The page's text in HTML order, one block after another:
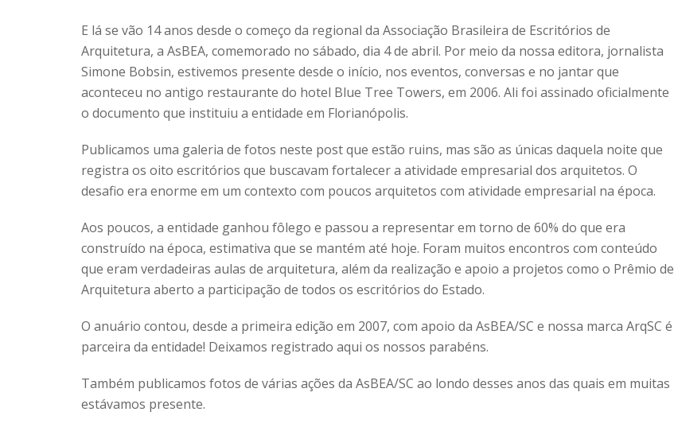
E lá se vão 14 anos desde o começo da regional da Associação Brasileira de Escritórios de
Arquitetura, a AsBEA, comemorado no sábado, dia 4 de abril. Por meio da nossa editora, jornalista
Simone Bobsin, estivemos presente desde o início, nos eventos, conversas e no jantar que
aconteceu no antigo restaurante do hotel Blue Tree Towers, em 2006. Ali foi assinado oficialmente
o documento que instituiu a entidade em Florianópolis.
Publicamos uma galeria de fotos neste post que estão ruins, mas são as únicas daquela noite que
registra os oito escritórios que buscavam fortalecer a atividade empresarial dos arquitetos. O
desafio era enorme em um contexto com poucos arquitetos com atividade empresarial na época.
Aos poucos, a entidade ganhou fôlego e passou a representar em torno de 60% do que era
construído na época, estimativa que se mantém até hoje. Foram muitos encontros com conteúdo
que eram verdadeiras aulas de arquitetura, além da realização e apoio a projetos como o Prêmio de
Arquitetura aberto a participação de todos os escritórios do Estado.
O anuário contou, desde a primeira edição em 2007, com apoio da AsBEA/SC e nossa marca ArqSC é
parceira da entidade! Deixamos registrado aqui os nossos parabéns.
Também publicamos fotos de várias ações da AsBEA/SC ao londo desses anos das quais em muitas
estávamos presente.